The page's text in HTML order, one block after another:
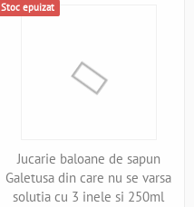
Stoc epuizat
Jucarie baloane de sapun
Galetusa din care nu se varsa
solutia cu 3 inele si 250ml